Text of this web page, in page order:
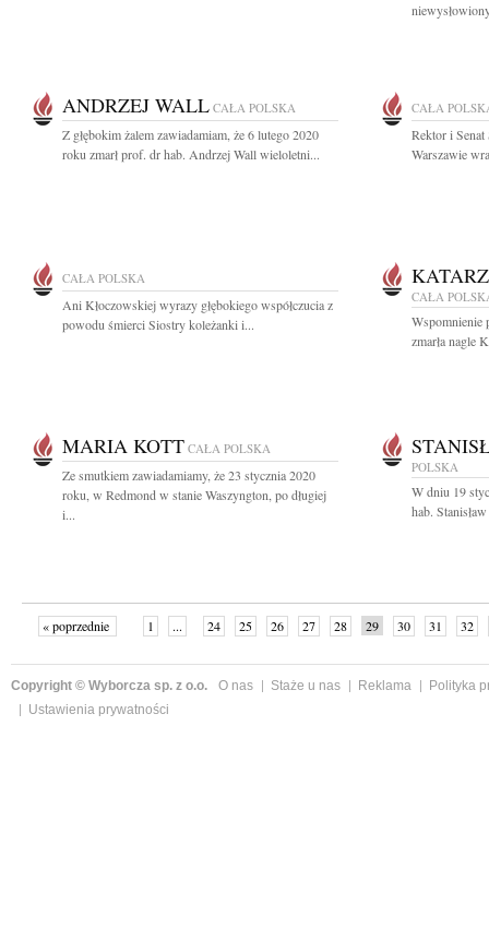
ANDRZEJ WALL CAŁA POLSKA
Z głębokim żalem zawiadamiam, że 6 lutego 2020
roku zmarł prof. dr hab. Andrzej Wall wieloletni...
CAŁA
Rektor i
Warszawie
CAŁA POLSKA
Ani Kłoczowskiej wyrazy głębokiego współczucia z
powodu śmierci Siostry koleżanki i...
CAŁA
Wspomnienie
zmarła nagle
MARIA KOTT CAŁA POLSKA
Ze smutkiem zawiadamiamy, że 23 stycznia 2020
roku, w Redmond w stanie Waszyngton, po długiej
i...
POLSKA
W dniu 19
hab.
« poprzednie 1 ... 24 25 26 27 28 29 30 31
32
Copyright © Wyborcza sp. z o.o. O nas Staże u nas Reklama
Polityka
Ustawienia prywatności